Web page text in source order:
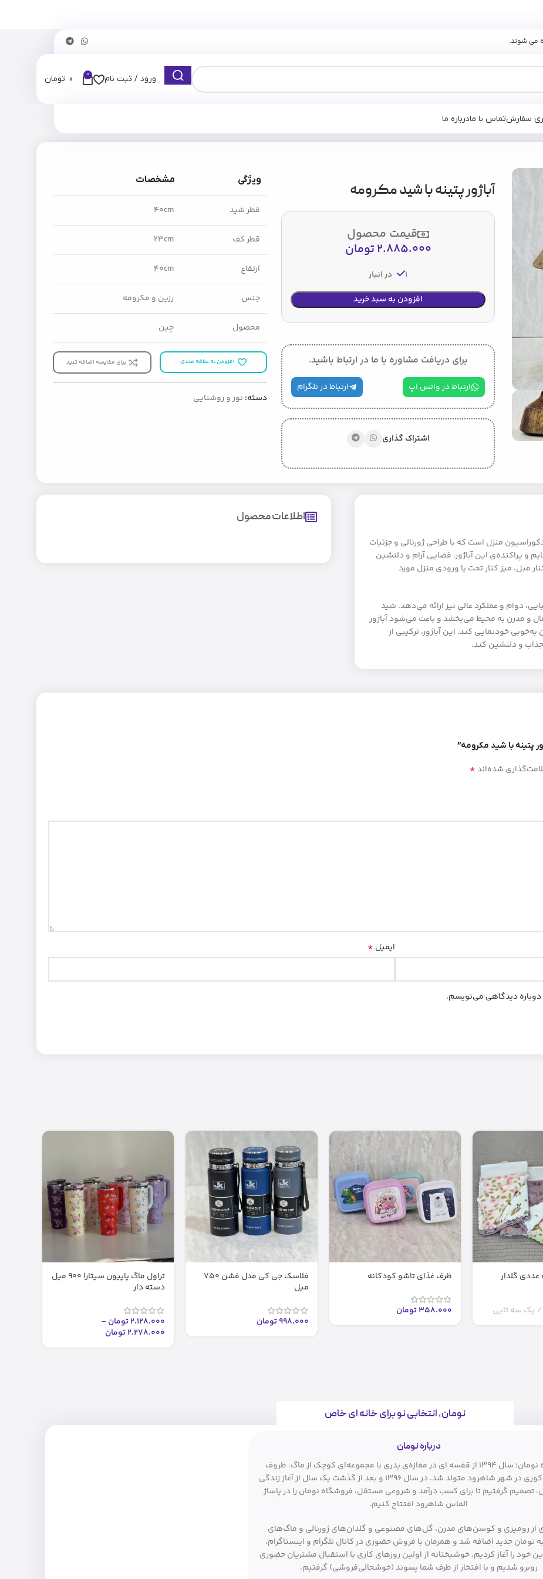
ورود / ثبت نام 0
0 تومان
سفارشتماس با مادرباره ما
آباژور پتینه با شید مکرومه
قیمت محصول
2.885.000تومان
1 در انبار
افزودن به سبد خرید
برای دریافت مشاوره با ما در ارتباط باشید.
ارتباط در واتس اپ ارتباط در تلگرام
اشتراک گذاری
ویژگی مشخصات
قطر شید ۴۰cm
قطر کف 23cm
ارتفاع ۴۰cm
جنس رزین و مکرومه
محصول چین
افزودن به علاقه مندی برای مقایسه اضافه کنید
دسته: نور و روشنایی
منزل است که با طراحی ژورنالی و جزئیات
و پراکنده‌ی این آباژور، فضایی آرام و دلنشین
مبل، میز کنار تخت یا ورودی منزل مورد
دوام و عملکرد عالی نیز ارائه می‌دهد. شید
و مدرن به محیط می‌بخشد و باعث می‌شود آباژور
خودنمایی کند. این آباژور، ترکیبی از
جذاب و دلنشین کند.
اطلاعات محصول
پتینه با شید مکرومه”
شده‌اند*
ایمیل *
دوباره دیدگاهی می‌نویسم.
گلدار
پک سه تایی
ظرف غذای تاشو کودکانه
358.000تومان
فلاسک جی کی مدل فشن ۷۵۰
میل
998.000تومان
تراول ماگ پاپیون سیتارا ۹۰۰ میل
دسته دار
2.128.000تومان–
2.278.000تومان
نومان، انتخابی نو برای خانه ای خاص
درباره نومان
فروشگاه نومان؛ سال ۱۳۹۴ از قفسه ای در مغازه‌ی پدری با مجموعه‌ای کوچک از ماگ، ظروف
آشپزی و دکوری در شهر شاهرود متولد شد. در سال ۱۳۹۶ و بعد از گذشت یک سال از آغاز زندگی
تصمیم گرفتیم تا برای کسب درآمد و شروعی مستقل، فروشگاه نومان را در پاساژ
الماس شاهرود افتتاح کنیم.
از رومیزی و کوسن‌های مدرن، گل‌های مصنوعی و گلدان‌های ژورنالی و ماگ‌های
نومان جدید اضافه شد و همزمان با فروش حضوری در کانال تلگرام و اینستاگرام،
خود را آغاز کردیم. خوشبختانه از اولین روزهای کاری با استقبال مشتریان حضوری
روبرو شدیم و با افتخار از طرف شما پسوند (خوشحالی‌فروشی) گرفتیم.